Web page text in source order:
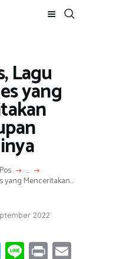
Lagu
yang
...
yang Menceritakan...
2022
T Li Pr